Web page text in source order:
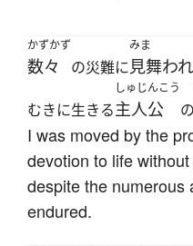
かずかず
数々 の災難に
みま
見舞わ
むきに生きる
しゅじんこう
主人公 の
I was moved by the
devotion to life
despite the numerous
endured.